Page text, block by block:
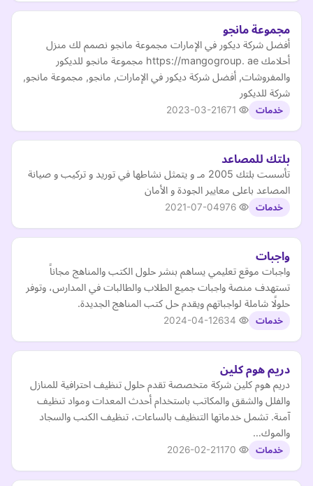
مجموعة مانجو
أفضل شركة ديكور في الإمارات مجموعة مانجو نصمم لك منزل
أحلامك https://mangogroup. ae مجموعة مانجو للديكور
والمفروشات, أفضل شركة ديكور في الإمارات, مانجو, مجموعة مانجو,
شركة للديكور
خدمات 2023-03-21
بلتك للمصاعد
تأسست بلتك 2005 مـ و يتمثل نشاطها في توريد و تركيب و صيانة
المصاعد باعلى معايير الجودة و الأمان
خدمات 2021-07-04
واجبات
واجبات موقع تعليمي يساهم بنشر حلول الكتب والمناهج مجاناً
تستهدف منصة واجبات جميع الطلاب والطالبات في المدارس، وتوفر
حلولًا شاملة لواجباتهم ويقدم حل كتب المناهج الجديدة.
خدمات 2024-04-12
دريم هوم كلين
دريم هوم كلين شركة متخصصة تقدم حلول تنظيف احترافية للمنازل
والفلل والشقق والمكاتب باستخدام أحدث المعدات ومواد تنظيف
آمنة. تشمل خدماتها التنظيف بالساعات، تنظيف الكنب والسجاد
والموك…
خدمات 2026-02-21